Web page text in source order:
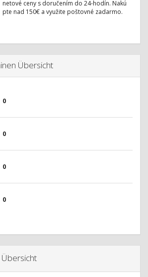
netové ceny s doručením do 24-hodín. Nakú
pte nad 150€ a využite poštovné zadarmo.
Übersicht
0
0
0
0